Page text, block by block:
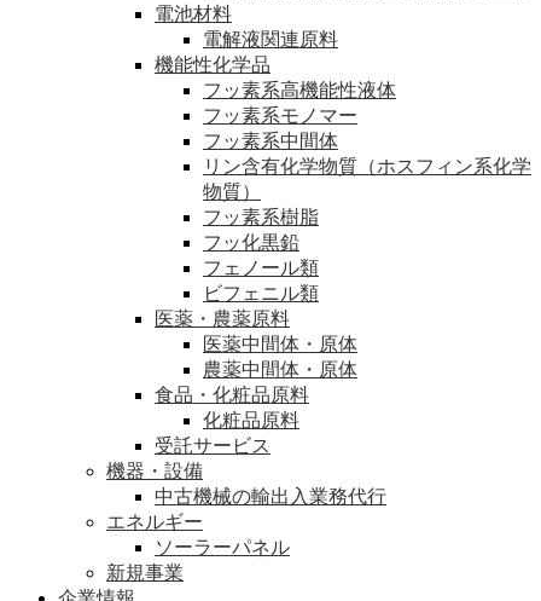
電池材料
電解液関連原料
機能性化学品
フッ素系高機能性液体
フッ素系モノマー
フッ素系中間体
リン含有化学物質（ホスフィン系化学
物質）
フッ素系樹脂
フッ化黒鉛
フェノール類
ビフェニル類
医薬・農薬原料
医薬中間体・原体
農薬中間体・原体
食品・化粧品原料
化粧品原料
受託サービス
機器・設備
中古機械の輸出入業務代行
エネルギー
ソーラーパネル
新規事業